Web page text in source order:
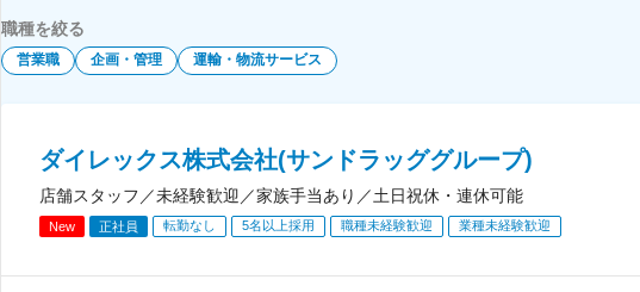
職種を絞る
営業職 企画・管理 運輸・物流サービス
ダイレックス株式会社(サンドラッググループ)
店舗スタッフ／未経験歓迎／家族手当あり／土日祝休・連休可能
New 正社員 転勤なし 5名以上採用 職種未経験歓迎 業種未経験歓迎